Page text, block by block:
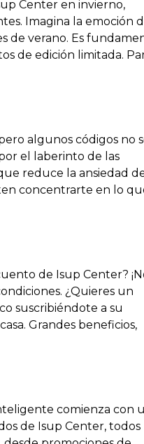
Center en invierno,
Imagina la emoción
de verano. Es
de edición limitada.
algunos códigos no
el laberinto de las
reduce la ansiedad
concentrarte en lo
de Isup Center?
¿Quieres un
suscribiéndote a su
Grandes beneficios,
comienza con
de Isup Center, todos